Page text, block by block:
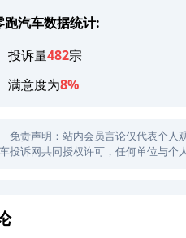
跑汽车数据统计:
投诉量482宗
满意度为8%
免责声明：站内会员言论仅代表个人
投诉网共同授权许可，任何单位与个